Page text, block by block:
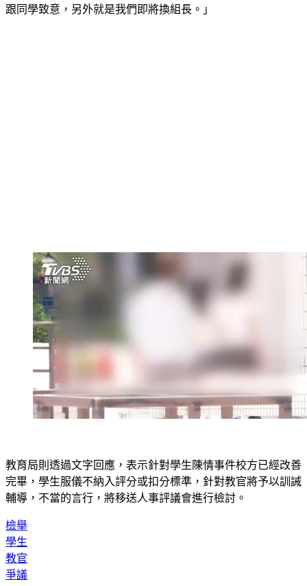
跟同學致意，另外就是我們即將換組長。」
教育局則透過文字回應，表示針對學生陳情事件校方已經改善
完畢，學生服儀不納入評分或扣分標準，針對教官將予以訓誡
輔導，不當的言行，將移送人事評議會進行檢討。
檢舉
學生
教官
爭議